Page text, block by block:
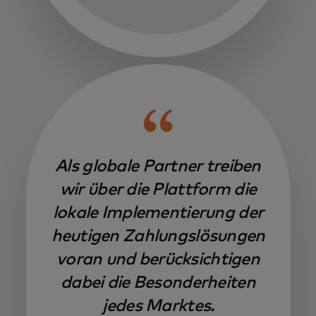
Als globale Partner treiben
wir über die Plattform die
lokale Implementierung der
heutigen Zahlungslösungen
voran und berücksichtigen
dabei die Besonderheiten
jedes Marktes.